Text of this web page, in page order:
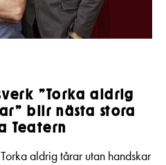
”Torka aldrig
blir nästa stora
Teatern
aldrig tårar utan handskar